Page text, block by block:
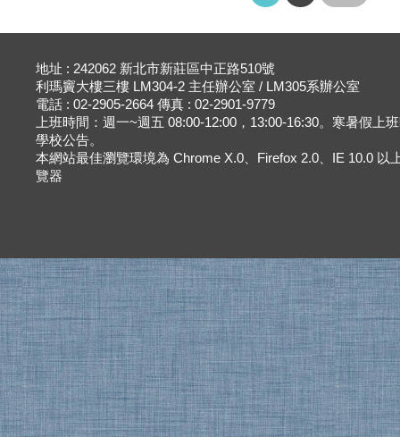
地址 : 242062 新北市新莊區中正路510號
利瑪竇大樓三樓 LM304-2 主任辦公室 / LM305系辦公室
電話 : 02-2905-2664 傳真 : 02-2901-9779
上班時間：週一~週五 08:00-12:00，13:00-16:30。寒暑假上
學校公告。
本網站最佳瀏覽環境為 Chrome X.0、Firefox 2.0、IE 10.0 以
覽器